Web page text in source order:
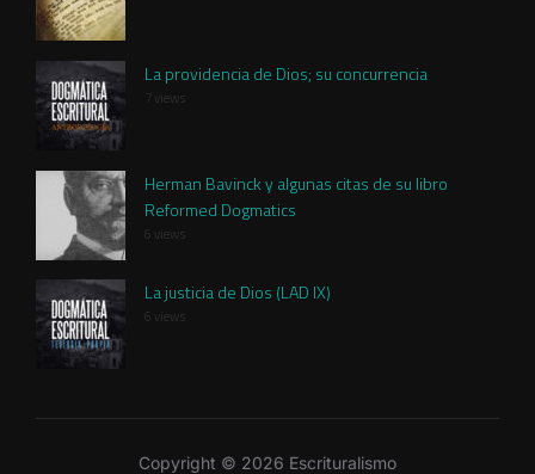
La providencia de Dios; su concurrencia
7 views
Herman Bavinck y algunas citas de su libro
Reformed Dogmatics
6 views
La justicia de Dios (LAD IX)
6 views
Copyright © 2026 Escrituralismo